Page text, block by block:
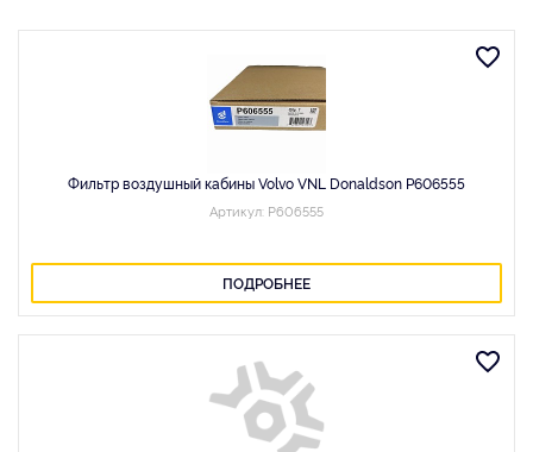
Фильтр воздушный кабины Volvo VNL Donaldson P606555
Артикул: P606555
ПОДРОБНЕЕ